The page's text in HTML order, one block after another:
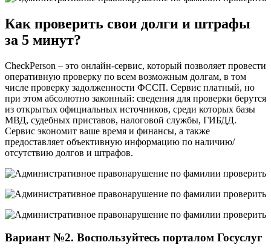
Как проверить свои долги и штрафы
за 5 минут?
CheckPerson – это онлайн-сервис, который позволяет провести
оперативную проверку по всем возможным долгам, в том
числе проверку задолженности ФССП. Сервис платный, но
при этом абсолютно законный: сведения для проверки берутся
из открытых официальных источников, среди которых базы
МВД, судебных приставов, налоговой службы, ГИБДД.
Сервис экономит ваше время и финансы, а также
предоставляет объективную информацию по наличию/
отсутствию долгов и штрафов.
Вариант №2. Воспользуйтесь порталом Госуслуг